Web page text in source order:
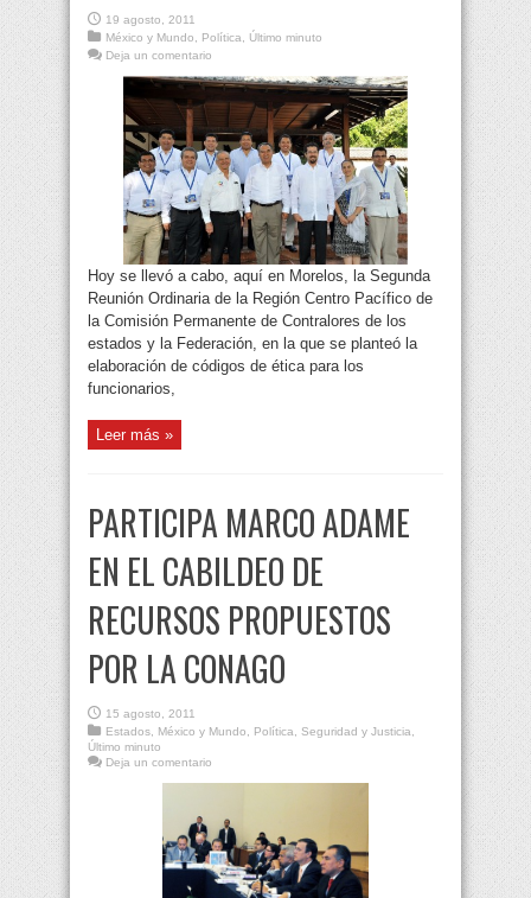
19 agosto, 2011
México y Mundo
Política
Último minuto
Deja un comentario
Hoy se llevó a cabo, aquí en Morelos, la Segunda
Reunión Ordinaria de la Región Centro Pacífico de
la Comisión Permanente de Contralores de los
estados y la Federación, en la que se planteó la
elaboración de códigos de ética para los
funcionarios,
Leer más »
PARTICIPA MARCO ADAME
EN EL CABILDEO DE
RECURSOS PROPUESTOS
POR LA CONAGO
15 agosto, 2011
Estados, México y Mundo, Política, Seguridad y Justicia,
Último minuto
Deja un comentario